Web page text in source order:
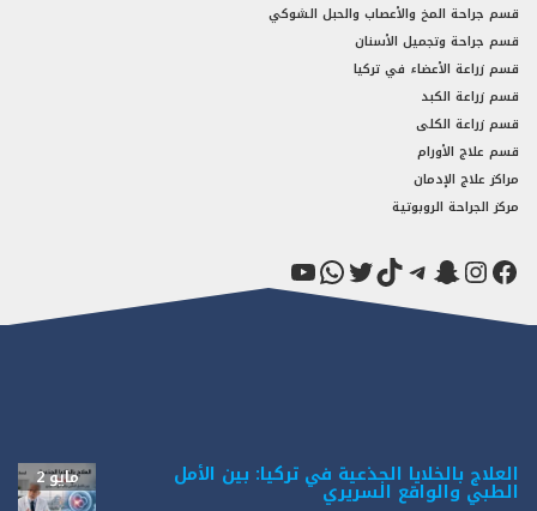
قسم جراحة المخ والأعصاب والحبل الشوكي
قسم جراحة وتجميل الأسنان
قسم زراعة الأعضاء في تركيا
قسم زراعة الكبد
قسم زراعة الكلى
قسم علاج الأورام
مراكز علاج الإدمان
مركز الجراحة الروبوتية
فيسبوك
إنستجرام
سناب شاتتيليجرام
تيك توكتويترواتساب
يوتيوب
العلاج بالخلايا الجذعية في تركيا: بين الأمل
الطبي والواقع السريري
مايو 2